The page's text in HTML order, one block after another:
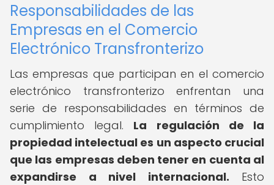
Responsabilidades de las
Empresas en el Comercio
Electrónico Transfronterizo
Las empresas que participan en el comercio
electrónico transfronterizo enfrentan una
serie de responsabilidades en términos de
cumplimiento legal. La regulación de la
propiedad intelectual es un aspecto crucial
que las empresas deben tener en cuenta al
expandirse a nivel internacional. Esto